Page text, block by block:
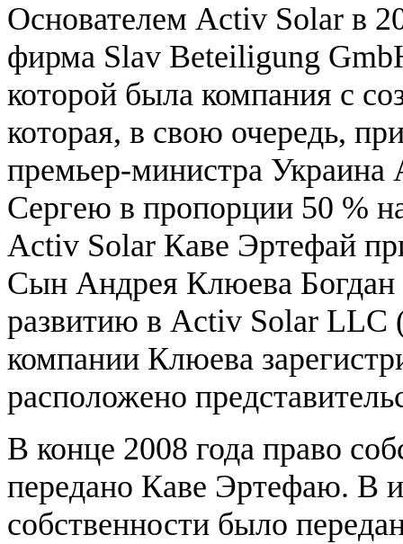
Основателем Activ Solar в
фирма Slav Beteiligung
которой была компания с
которая, в свою очередь,
премьер-министра
Сергею в пропорции 50 %
Activ Solar Каве Эртефай
Сын Андрея Клюева
развитию в Activ Solar
компании Клюева
расположено
В конце 2008 года право
передано Каве Эртефаю. В
собственности было